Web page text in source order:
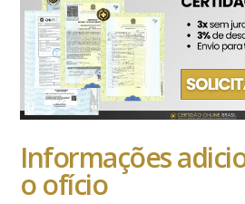
Informações
o ofício